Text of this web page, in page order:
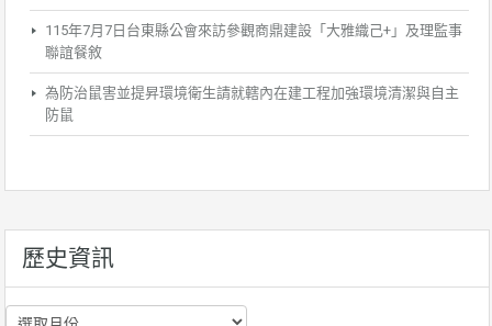
115年7月7日台東縣公會來訪參觀商鼎建設「大雅織己+」及理監事
聯誼餐敘
為防治鼠害並提昇環境衛生請就轄內在建工程加強環境清潔與自主
防鼠
歷史資訊
歷